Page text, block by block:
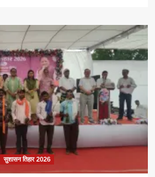
सुशासन तिहार 2026